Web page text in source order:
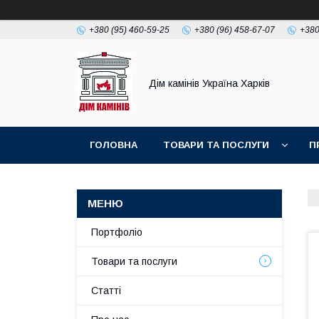
+380 (95) 460-59-25 +380 (96) 458-67-07
Дім камінів Україна Харків
ГОЛОВНА ТОВАРИ ТА ПОСЛУГИ
Портфоліо
Товари та послуги
Статті